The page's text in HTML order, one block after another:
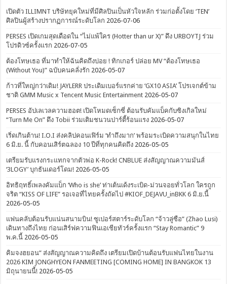
เปิดตัว ILLIMNT บริษัทยุคใหม่ที่มีศิลปินเป็นหัวใจหลัก ร่วมก่อตั้งโดย ‘TEN’
ศิลปินผู้สร้างปรากฏการณ์ระดับโลก 2026-07-06
PERSES เปิดเกมสุดเดือดใน “ไม่แพ้ใคร (Hotter than ur X)” ดึง URBOYTJ ร่วม
โปรดิวซ์ครั้งแรก 2026-07-05
ต้องโทษเธอ ที่มาทำให้ฉันคิดถึงบ่อย ! ทิกเกอร์ ปล่อย MV “ต้องโทษเธอ
(Without You)” ฉบับคนคลั่งรัก 2026-05-07
ก้าวที่ใหญ่กว่าเดิม! JAYLERR ประเดิมเบอร์แรกค่าย ‘GX10 ASIA’ โปรเจกต์ข้าม
ชาติ GMM Music x Tencent Music Entertainment 2026-05-07
PERSES อัปเลเวลความฮอต! เปิดโหมดเซ็กซี่ ต้อนรับคัมแบ็คกับซิงเกิลใหม่
“Turn Me On” ดึง Tobii ร่วมเติมชนวนปาร์ตี้ร้อนแรง 2026-05-07
เริ่ดเกินต้าน! I.O.I ส่งคลิปคอนเฟิร์ม ‘ทำถึงมาก’ พร้อมระเบิดความสนุกในไทย
6 มิ.ย. นี้ กับคอนเสิร์ตฉลอง 10 ปีที่ทุกคนคิดถึง 2026-05-05
เตรียมรับแรงกระแทกจากตัวพ่อ K-Rock! CNBLUE ส่งสัญญาณความมันส์
‘3LOGY’ บุกธันเดอร์โดม! 2026-05-05
อิทธิฤทธิ์เพลงคัมแบ็ก ‘Who is she’ ท่าเต้นเด้งระเบิด-ม่วนจอยทั่วโลก ใครถูก
จริต “KISS OF LIFE” รอเจอที่ไทยครั้งถัดไป #KIOF_DEJAVU_inBKK 6 มิ.ย.นี้
2026-05-05
แฟนคลับต้อนรับแน่นสนามบิน! ซูเปอร์สตาร์ระดับโลก “จ้าวลู่ซือ” (Zhao Lusi)
เดินทางถึงไทย ก่อนเสิร์ฟความฟินเอเชียทัวร์ครั้งแรก “Stay Romantic” 9
พ.ค.นี้ 2026-05-05
คิมจงฮยอน” ส่งสัญญาณความคิดถึง เตรียมเปิดบ้านต้อนรับแฟนไทยในงาน
2026 KIM JONGHYEON FANMEETING [COMING HOME] IN BANGKOK 13
มิถุนายนนี้! 2026-05-05